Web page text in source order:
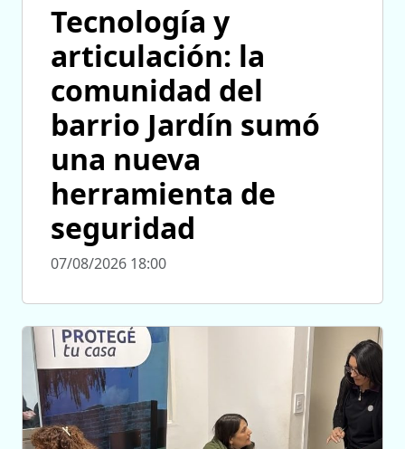
Tecnología y
articulación: la
comunidad del
barrio Jardín sumó
una nueva
herramienta de
seguridad
07/08/2026 18:00